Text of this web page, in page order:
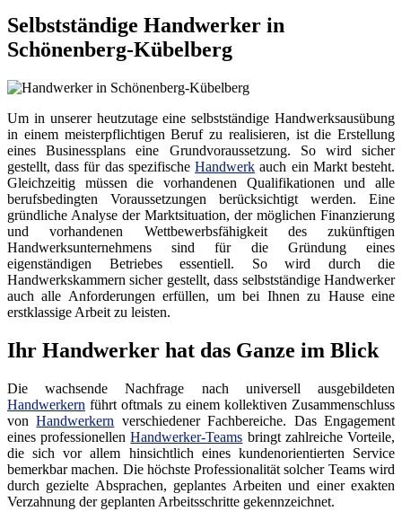
Selbstständige Handwerker in
Schönenberg-Kübelberg
Um in unserer heutzutage eine selbstständige Handwerksausübung
in einem meisterpflichtigen Beruf zu realisieren, ist die Erstellung
eines Businessplans eine Grundvoraussetzung. So wird sicher
gestellt, dass für das spezifischeHandwerk auch ein Markt besteht.
Gleichzeitig müssen die vorhandenen Qualifikationen und alle
berufsbedingten Voraussetzungen berücksichtigt werden. Eine
gründliche Analyse der Marktsituation, der möglichen Finanzierung
und vorhandenen Wettbewerbsfähigkeit des zukünftigen
Handwerksunternehmens sind für die Gründung eines
eigenständigen Betriebes essentiell. So wird durch die
Handwerkskammern sicher gestellt, dass selbstständige Handwerker
auch alle Anforderungen erfüllen, um bei Ihnen zu Hause eine
erstklassige Arbeit zu leisten.
Ihr Handwerker hat das Ganze im Blick
Die wachsende Nachfrage nach universell ausgebildeten
Handwerkern führt oftmals zu einem kollektiven Zusammenschluss
vonHandwerkern verschiedener Fachbereiche. Das Engagement
eines professionellenHandwerker-Teams bringt zahlreiche Vorteile,
die sich vor allem hinsichtlich eines kundenorientierten Service
bemerkbar machen. Die höchste Professionalität solcher Teams wird
durch gezielte Absprachen, geplantes Arbeiten und einer exakten
Verzahnung der geplanten Arbeitsschritte gekennzeichnet.